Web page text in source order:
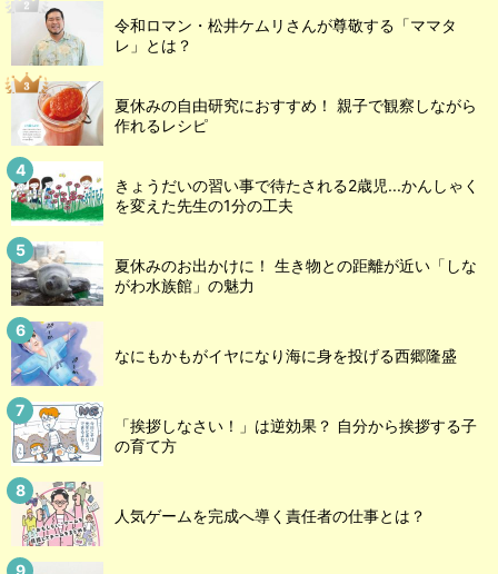
令和ロマン・松井ケムリさんが尊敬する「ママタ
レ」とは？
夏休みの自由研究におすすめ！ 親子で観察しながら
作れるレシピ
きょうだいの習い事で待たされる2歳児...かんしゃく
を変えた先生の1分の工夫
夏休みのお出かけに！ 生き物との距離が近い「しな
がわ水族館」の魅力
なにもかもがイヤになり海に身を投げる西郷隆盛
「挨拶しなさい！」は逆効果？ 自分から挨拶する子
の育て方
人気ゲームを完成へ導く責任者の仕事とは？